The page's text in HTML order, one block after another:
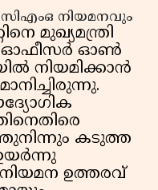
നിയമനവും
മുഖ്യമന്ത്രി
ഓഫീസർ ഓൺ
നിയമിക്കാൻ
കടുത്ത
ഉത്തരവ്